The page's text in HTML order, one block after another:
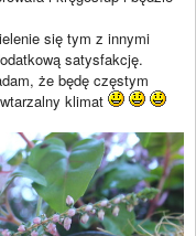
się tym z innymi
satysfakcję.
że będę częstym
klimat